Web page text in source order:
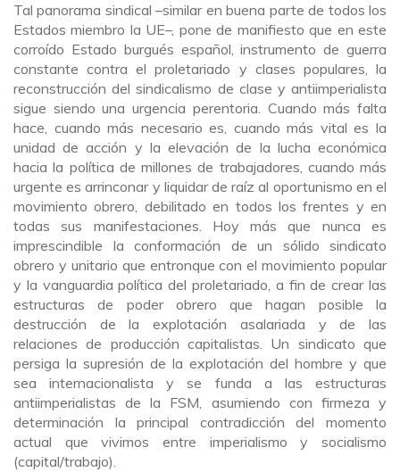
Tal panorama sindical–similar en buena parte de todos los
Estados miembro la UE–, pone de manifiesto que en este
corroído Estado burgués español, instrumento de guerra
constante contra el proletariado y clases populares, la
reconstrucción del sindicalismo de clase y antiimperialista
sigue siendo una urgencia perentoria. Cuando más falta
hace, cuando más necesario es, cuando más vital es la
unidad de acción y la elevación de la lucha económica
hacia la política de millones de trabajadores, cuando más
urgente es arrinconar y liquidar de raíz al oportunismo en el
movimiento obrero, debilitado en todos los frentes y en
todas sus manifestaciones. Hoy más que nunca es
imprescindible la conformación de un sólido sindicato
obrero y unitario que entronque con el movimiento popular
y la vanguardia política del proletariado, a fin de crear las
estructuras de poder obrero que hagan posible la
destrucción de la explotación asalariada y de las
relaciones de producción capitalistas. Un sindicato que
persiga la supresión de la explotación del hombre y que
sea internacionalista y se funda a las estructuras
antiimperialistas de la FSM, asumiendo con firmeza y
determinación la principal contradicción del momento
actual que vivimos entre imperialismo y socialismo
(capital/trabajo).